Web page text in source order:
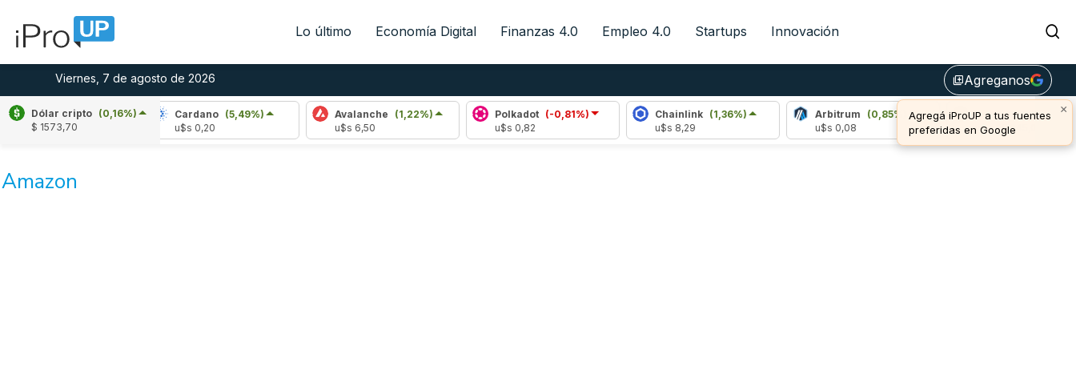
Lo último Economía Digital Finanzas 4.0 Empleo 4.0 Startups Innovación
Viernes, 7 de agosto de 2026 library_addAgreganos
×
Agregá iProUP a tus fuentes
preferidas en Google
Dólar cripto (0,16%)
$ 1573,70
(-0,75%)
Cardano (5,49%)
Avalanche (1,22%)
Polkadot (-0,81%)
Chainlink (1,36%)
Arbitrum
(0,85%)
u$s 0,08
Bitcoin (0,97%)
u$s 65.045,00
Amazon